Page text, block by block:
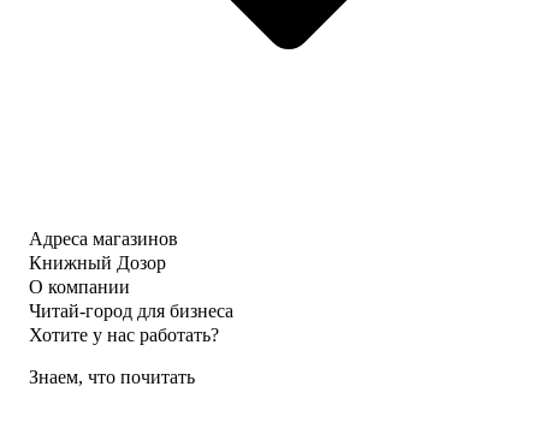
Адреса магазинов
Книжный Дозор
О компании
Читай-город для бизнеса
Хотите у нас работать?
Знаем, что почитать